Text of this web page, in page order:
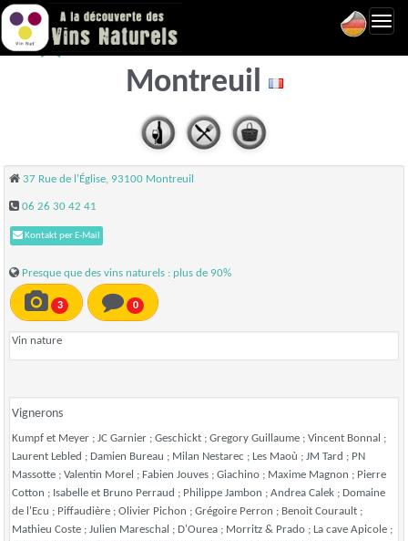
La cave de Montreuil -
Montreuil
37 Rue de l'Église, 93100 Montreuil
06 26 30 42 41
Kontakt per E-Mail
Presque que des vins naturels : plus de 90%
3 0
Vin nature
Vignerons
Kumpf et Meyer ; JC Garnier ; Geschickt ; Gregory Guillaume ; Vincent Bonnal ;
Laurent Lebled ; Damien Bureau ; Milan Nestarec ; Les Maoù ; JM Tard ; PN
Massotte ; Valentin Morel ; Fabien Jouves ; Giachino ; Maxime Magnon ; Pierre
Cotton ; Isabelle et Bruno Perraud ; Philippe Jambon ; Andrea Calek ; Domaine
de l'Ecu ; Piffaudière ; Olivier Pichon ; Grégoire Perron ; Benoit Courault ;
Mathieu Coste ; Julien Mareschal ; D'Ourea ; Morritz & Prado ; La cave Apicole ;